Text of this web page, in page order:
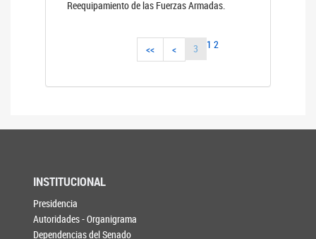
Reequipamiento de las Fuerzas Armadas.
<< < 1 2
3
INSTITUCIONAL
Presidencia
Autoridades - Organigrama
Dependencias del Senado